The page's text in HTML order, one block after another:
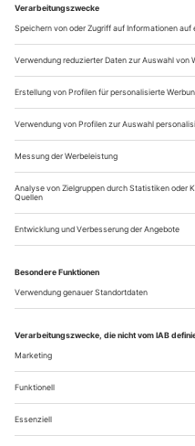
Hoffmanns Mär von
– das schwarzromantische
die allermeisten...
Die tänzerische Hand
Das Deutsche Tanzarchiv und
Oppler
Cherchez la femme!
Junggesellen-Leben von
alles entscheidende Rolle
andere unmittelbar, wenn
man aufgrund seiner Bilder
Geschlossene Vorstellung,
Frau Nr. 1: Tilla Durieux. Es
Über uns Kontakt